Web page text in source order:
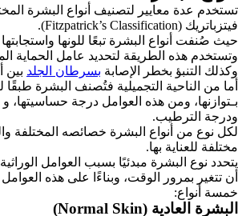
تستخدم عدة معايير لتصنيف أنواع البشرة
فيتزباتريك (Fitzpatrick’s Classification).
حيث صُنفت أنواع البشرة تبعًا للونها
وتستخدم هذه الطريقة لتحديد عامل
وكذلك التنبؤ بخطر الإصابة بسرطان الجلد بين
أما من الناحية التجميلية فتُصنف البشرة
بـتوازنها، ومن هذه العوامل درجة حساسيتها، و
ودرجة الترطيب.
لكل نوع من أنواع البشرة خصائصه المختلفة
مختلفة للعناية بها.
يتحدد نوع البشرة مبدئيًا بسبب العوامل
أن تتغير بمرور الوقت، وبناءًا على هذه
خمسة أنواع:
البشرة العادية (Normal Skin)